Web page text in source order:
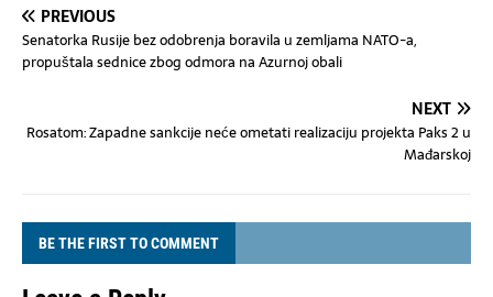
PREVIOUS
Senatorka Rusije bez odobrenja boravila u zemljama NATO-a,
propuštala sednice zbog odmora na Azurnoj obali
NEXT
Rosatom: Zapadne sankcije neće ometati realizaciju projekta Paks 2 u
Mađarskoj
BE THE FIRST TO COMMENT